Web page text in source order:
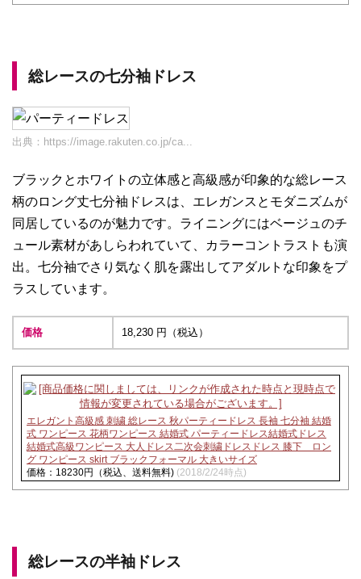
総レースの七分袖ドレス
出典： https://image.rakuten.co.jp/ca...
ブラックとホワイトの立体感と高級感が印象的な総レース
柄のロング丈七分袖ドレスは、エレガンスとモダニズムが
同居しているのが魅力です。ライニングにはベージュのチ
ュール素材があしらわれていて、カラーコントラストも演
出。七分袖でさり気なく肌を露出してアダルトな印象をプ
ラスしています。
価格 18,230 円（税込）
エレガント高級感 刺繍 総レース 秋パーティードレス 長袖 七分袖 結婚
式 ワンピース 花柄ワンピース 結婚式 パーティードレス結婚式ドレス
結婚式高級ワンピース 大人ドレス二次会刺繍ドレスドレス 膝下 ロン
グ ワンピース skirt ブラックフォーマル 大きいサイズ
価格：18230円（税込、送料無料) (2018/2/24時点)
総レースの半袖ドレス